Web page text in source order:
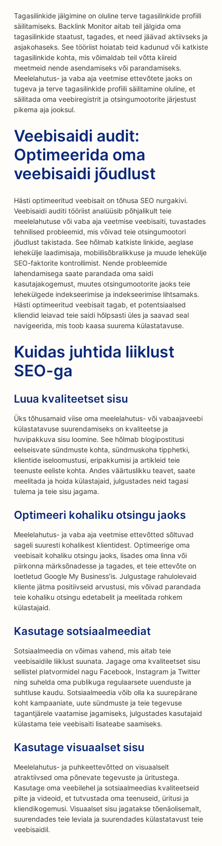
Tagasilinkide jälgimine on oluline terve tagasilinkide profiili
säilitamiseks. Backlink Monitor aitab teil jälgida oma
tagasilinkide staatust, tagades, et need jäävad aktiivseks ja
asjakohaseks. See tööriist hoiatab teid kadunud või katkiste
tagasilinkide kohta, mis võimaldab teil võtta kiireid
meetmeid nende asendamiseks või parandamiseks.
Meelelahutus- ja vaba aja veetmise ettevõtete jaoks on
tugeva ja terve tagasilinkide profiili säilitamine oluline, et
säilitada oma veebiregistrit ja otsingumootorite järjestust
pikema aja jooksul.
Veebisaidi audit:
Optimeerida oma
veebisaidi jõudlust
Hästi optimeeritud veebisait on tõhusa SEO nurgakivi.
Veebisaidi auditi tööriist analüüsib põhjalikult teie
meelelahutuse või vaba aja veetmise veebisaiti, tuvastades
tehnilised probleemid, mis võivad teie otsingumootori
jõudlust takistada. See hõlmab katkiste linkide, aeglase
lehekülje laadimisaja, mobiilisõbralikkuse ja muude lehekülje
SEO-faktorite kontrollimist. Nende probleemide
lahendamisega saate parandada oma saidi
kasutajakogemust, muutes otsingumootorite jaoks teie
lehekülgede indekseerimise ja indekseerimise lihtsamaks.
Hästi optimeeritud veebisait tagab, et potentsiaalsed
kliendid leiavad teie saidi hõlpsasti üles ja saavad seal
navigeerida, mis toob kaasa suurema külastatavuse.
Kuidas juhtida liiklust
SEO-ga
Luua kvaliteetset sisu
Üks tõhusamaid viise oma meelelahutus- või vabaajaveebi
külastatavuse suurendamiseks on kvaliteetse ja
huvipakkuva sisu loomine. See hõlmab blogipostitusi
eelseisvate sündmuste kohta, sündmuskoha tipphetki,
klientide iseloomustusi, eripakkumisi ja artikleid teie
teenuste eeliste kohta. Andes väärtuslikku teavet, saate
meelitada ja hoida külastajaid, julgustades neid tagasi
tulema ja teie sisu jagama.
Optimeeri kohaliku otsingu jaoks
Meelelahutus- ja vaba aja veetmise ettevõtted sõltuvad
sageli suuresti kohalikest klientidest. Optimeerige oma
veebisait kohaliku otsingu jaoks, lisades oma linna või
piirkonna märksõnadesse ja tagades, et teie ettevõte on
loetletud Google My Business'is. Julgustage rahulolevaid
kliente jätma positiivseid arvustusi, mis võivad parandada
teie kohaliku otsingu edetabelit ja meelitada rohkem
külastajaid.
Kasutage sotsiaalmeediat
Sotsiaalmeedia on võimas vahend, mis aitab teie
veebisaidile liiklust suunata. Jagage oma kvaliteetset sisu
sellistel platvormidel nagu Facebook, Instagram ja Twitter
ning suhelda oma publikuga regulaarsete uuenduste ja
suhtluse kaudu. Sotsiaalmeedia võib olla ka suurepärane
koht kampaaniate, uute sündmuste ja teie tegevuse
tagantjärele vaatamise jagamiseks, julgustades kasutajaid
külastama teie veebisaiti lisateabe saamiseks.
Kasutage visuaalset sisu
Meelelahutus- ja puhkeettevõtted on visuaalselt
atraktiivsed oma põnevate tegevuste ja üritustega.
Kasutage oma veebilehel ja sotsiaalmeedias kvaliteetseid
pilte ja videoid, et tutvustada oma teenuseid, üritusi ja
kliendikogemusi. Visuaalset sisu jagatakse tõenäolisemalt,
suurendades teie leviala ja suurendades külastatavust teie
veebisaidil.